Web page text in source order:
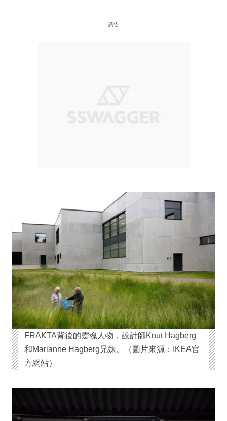
廣告
FRAKTA背後的靈魂人物，設計師Knut Hagberg
和Marianne Hagberg兄妹。（圖片來源：IKEA官
方網站）